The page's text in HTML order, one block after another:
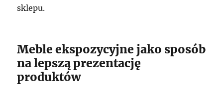
sklepu.
Meble ekspozycyjne jako sposób
na lepszą prezentację
produktów